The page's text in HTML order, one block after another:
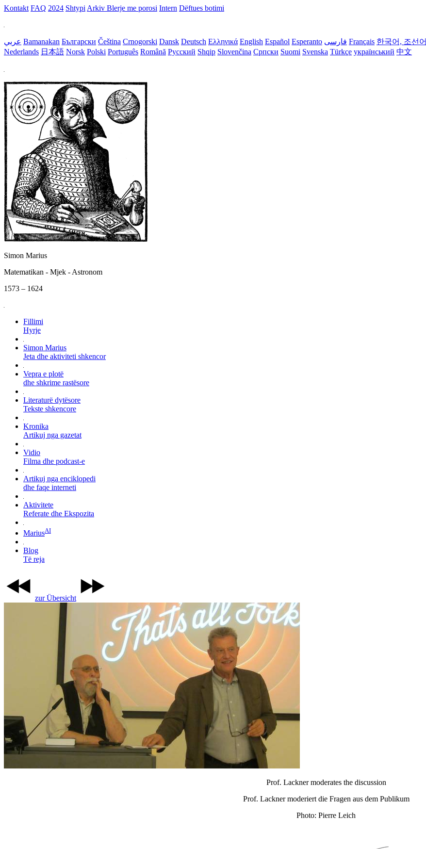
Kontakt FAQ 2024 Shtypi Arkiv Blerje me porosi Intern Dëftues botimi
عربي Bamanakan Български Čeština Crnogorski Dansk Deutsch Ελληνικά English Español Esperanto فارسی Français 한국어, 조선어
Nederlands 日本語 Norsk Polski Português Română Русский Shqip Slovenčina Српски Suomi Svenska Türkçe український 中文
Simon Marius
Matematikan - Mjek - Astronom
1573 – 1624
Fillimi
Hyrje
Simon Marius
Jeta dhe aktiviteti shkencor
Vepra e plotë
dhe shkrime rastësore
Literaturë dytësore
Tekste shkencore
Kronika
Artikuj nga gazetat
Vidio
Filma dhe podcast-e
Artikuj nga enciklopedi
dhe faqe interneti
Aktivitete
Referate dhe Ekspozita
MariusAI
Blog
Të reja
zur Übersicht
Prof. Lackner moderates the discussion
Prof. Lackner moderiert die Fragen aus dem Publikum
Photo: Pierre Leich